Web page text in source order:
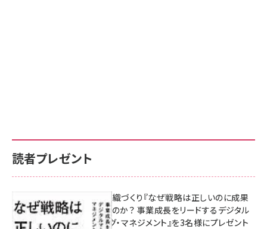
読者プレゼント
成果を生む組織づくり『なぜ戦略は正しいのに成果
があがらないのか？ 事業成長をリードするデジタル
マーケティング・マネジメント』を3名様にプレゼント